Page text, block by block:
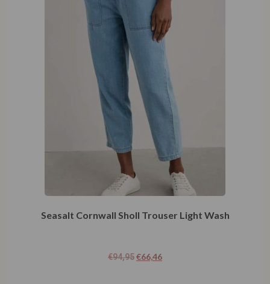
Seasalt Cornwall Sholl Trouser Light Wash
€94,95€ 66,46